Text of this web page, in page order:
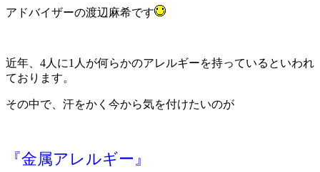
アドバイザーの渡辺麻希です
近年、4人に1人が何らかのアレルギーを持っているといわれ
ております。
その中で、汗をかく今から気を付けたいのが
『金属アレルギー』